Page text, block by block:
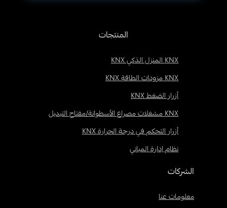
المنتجات
KNX المنزل الذكي KNX
KNX مزودات الطاقة KNX
أزرار الضغط KNX
KNX مشغلات مصراع الأسطوانة/مفتاح التبديل
أزرار التحكم في درجة الحرارة KNX
نظام إدارة المباني
الشركات
معلومات عنا